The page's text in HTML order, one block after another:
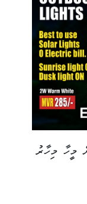
މީހާ މިހާރު